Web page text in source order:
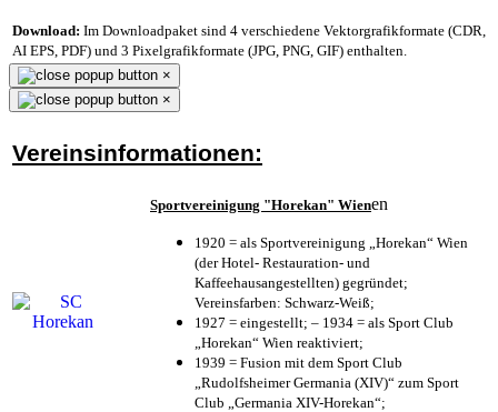
Download: Im Downloadpaket sind 4 verschiedene Vektorgrafikformate (CDR,
AI EPS, PDF) und 3 Pixelgrafikformate (JPG, PNG, GIF) enthalten.
×
×
Vereinsinformationen:
Sportvereinigung "Horekan" Wienen
1920 = als Sportvereinigung „Horekan“ Wien
(der Hotel- Restauration- und
Kaffeehausangestellten) gegründet;
Vereinsfarben: Schwarz-Weiß;
1927 = eingestellt; – 1934 = als Sport Club
„Horekan“ Wien reaktiviert;
1939 = Fusion mit dem Sport Club
„Rudolfsheimer Germania (XIV)“ zum Sport
Club „Germania XIV-Horekan“;